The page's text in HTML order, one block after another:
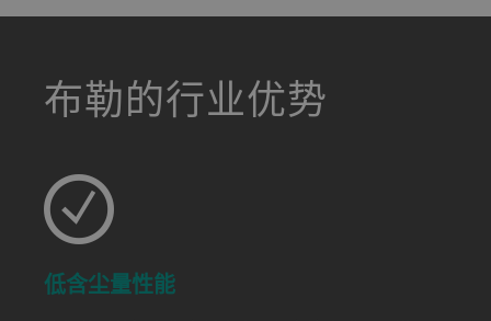
a decorative background image
布勒的行业优势
低含尘量性能